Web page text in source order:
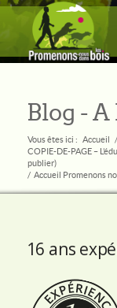
Blog -
Vous êtes ici : Accueil /
COPIE-DE-PAGE –
publier)
/ Accueil Promenons
16 ans